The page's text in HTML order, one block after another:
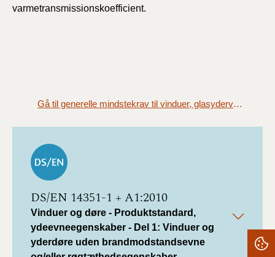
varmetransmissionskoefficient.
Gå til generelle mindstekrav til vinduer, glasydervægge, ovenlysvinduer og glastage (§ 258)
DS/EN 14351-1 + A1:2010
Vinduer og døre - Produktstandard,
ydeevneegenskaber - Del 1: Vinduer og
yderdøre uden brandmodstandsevne